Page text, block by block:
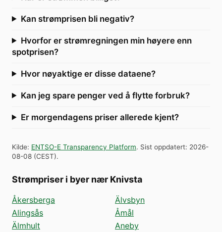
Kan strømprisen bli negativ?
Hvorfor er strømregningen min høyere enn
spotprisen?
Hvor nøyaktige er disse dataene?
Kan jeg spare penger ved å flytte forbruk?
Er morgendagens priser allerede kjent?
Kilde: ENTSO-E Transparency Platform. Sist oppdatert: 2026-
08-08 (CEST).
Strømpriser i byer nær Knivsta
Åkersberga
Alingsås
Älmhult
Älvsbyn
Åmål
Aneby